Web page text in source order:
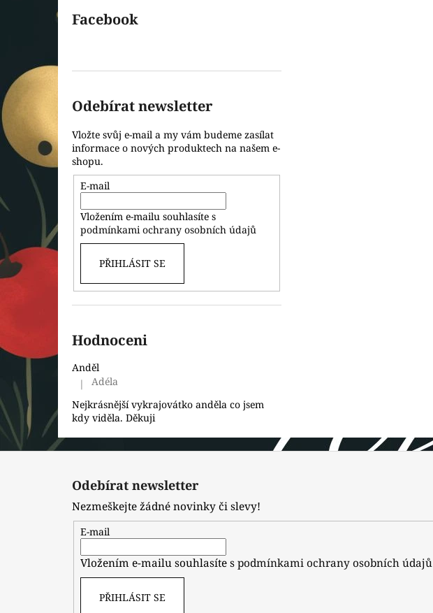
Facebook
Odebírat newsletter
Vložte svůj e-mail a my vám budeme zasílat
informace o nových produktech na našem e-
shopu.
E-mail
Vložením e-mailu souhlasíte s
podmínkami ochrany osobních údajů
PŘIHLÁSIT SE
Hodnoceni
Anděl
Hodnocení produktu je 5 z 5 hvězdiček.
|
Adéla
Nejkrásnější vykrajovátko anděla co jsem
kdy viděla. Děkuji
Odebírat newsletter
Nezmeškejte žádné novinky či slevy!
E-mail
Vložením e-mailu souhlasíte spodmínkami ochrany osobních údajů
PŘIHLÁSIT SE